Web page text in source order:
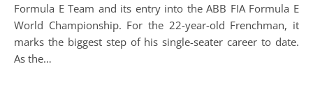
Formula E Team and its entry into the ABB FIA Formula E
World Championship. For the 22-year-old Frenchman, it
marks the biggest step of his single-seater career to date.
As the…